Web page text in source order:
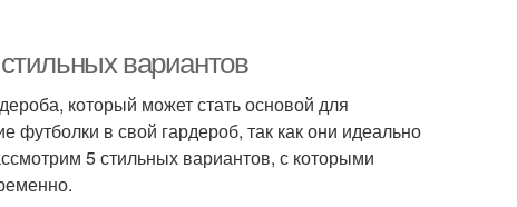
вариантов
который может стать основой для
в свой гардероб, так как они идеально
5 стильных вариантов, с которыми